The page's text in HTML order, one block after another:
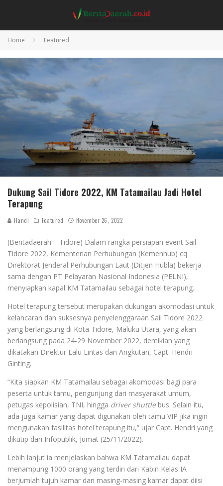
Home Featured
Dukung Sail Tidore 2022, KM Tatamailau Jadi Hotel
Terapung
Handi Featured November 26, 2022
(Beritadaerah – Tidore) Dalam rangka persiapan event Sail
Tidore 2022, Kementerian Perhubungan (Kemenhub) cq
Direktorat Jenderal Perhubungan Laut (Ditjen Hubla) bekerja
sama dengan PT Pelayaran Nasional Indonesia (PELNI),
menyiapkan kapal KM Tatamailau sebagai hotel terapung.
Hotel terapung tersebut merupakan dukungan akomodasi untuk
kelancaran dan suksesnya penyelenggaraan Sail Tidore 2022
yang berlangsung di Kota Tidore, Maluku Utara, yang akan
berlangsung pada 24-29 November 2022, demikian yang
dikatakan Direktur Lalu Lintas dan Angkutan, Capt. Hendri
Ginting.
“Kita siapkan KM Tatamailau sebagai akomodasi bagi para
peserta untuk tamu, pengunjung dari masyarakat umum,
petugas kepolisian, TNI, hingga driver shuttlebus. Selain itu,
ada juga kamar yang dapat digunakan oleh tamu VIP jika ingin
mengunakan fasilitas hotel terapung itu,” ujar Capt. Hendri yang
dikutip dari Infopublik, Jumat (25/11/2022).
Lebih lanjut ia menjelaskan bahwa KM Tatamailau dapat
menampung 1000 orang yang terdiri dari Kabin Kelas IA
berjumlah tujuh kamar dan masing-masing kamar dapat diisi